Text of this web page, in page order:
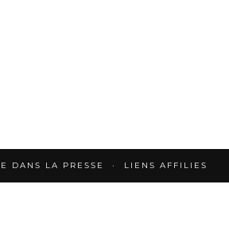
DANS LA PRESSE LIENS AFFILIES